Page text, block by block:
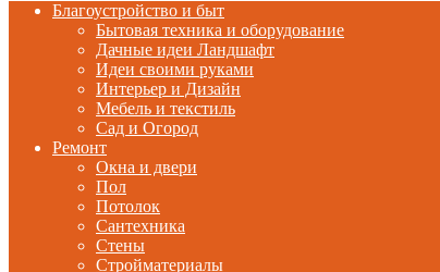
Благоустройство и быт
Бытовая техника и оборудование
Дачные идеи Ландшафт
Идеи своими руками
Интерьер и Дизайн
Мебель и текстиль
Сад и Огород
Ремонт
Окна и двери
Пол
Потолок
Сантехника
Стены
Стройматериалы